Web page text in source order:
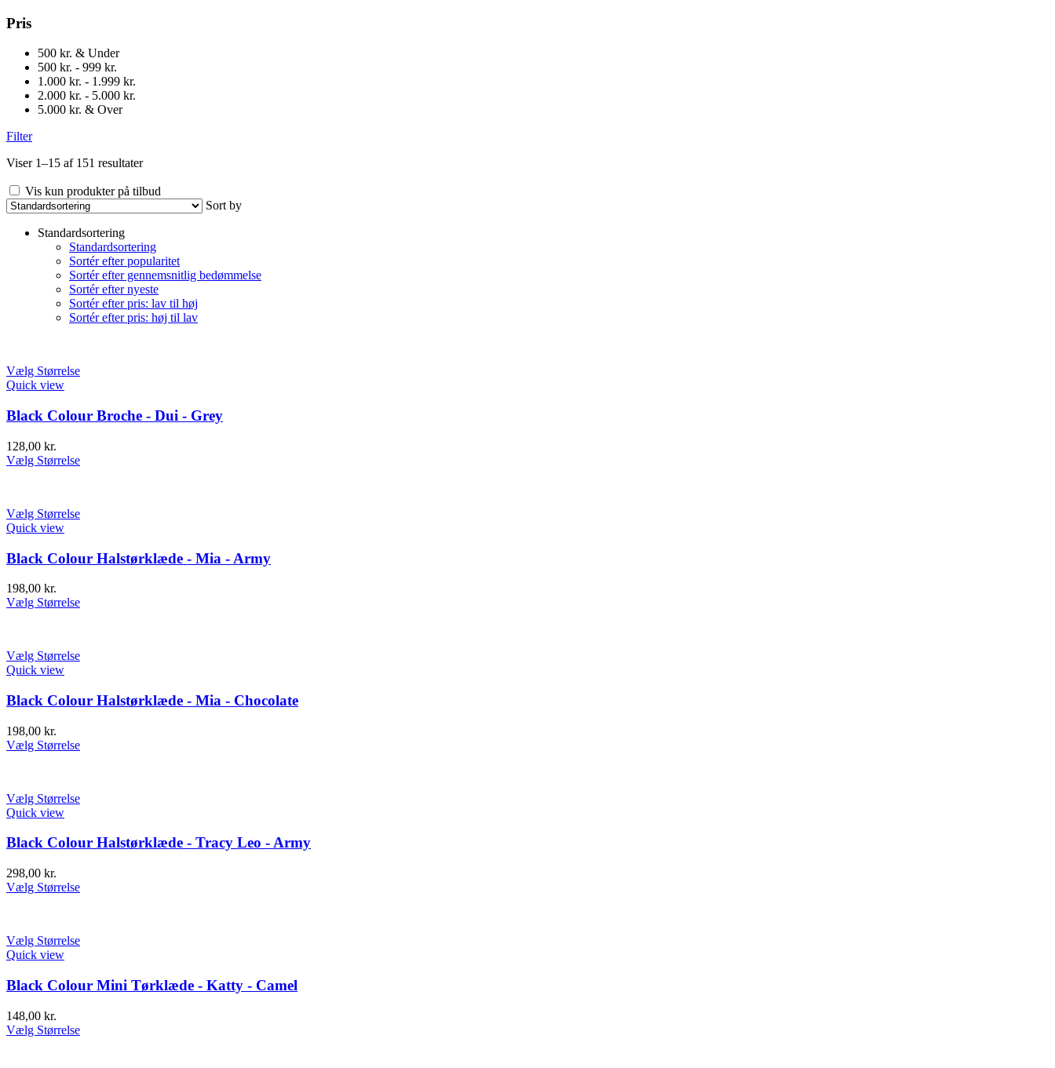
Pris
500 kr. & Under
500 kr. - 999 kr.
1.000 kr. - 1.999 kr.
2.000 kr. - 5.000 kr.
5.000 kr. & Over
Filter
Viser 1–15 af 151 resultater
Vis kun produkter på tilbud
Sort by
Standardsortering
Standardsortering
Sortér efter popularitet
Sortér efter gennemsnitlig bedømmelse
Sortér efter nyeste
Sortér efter pris: lav til høj
Sortér efter pris: høj til lav
Vælg Størrelse
Quick view
Black Colour Broche - Dui - Grey
128,00 kr.
Vælg Størrelse
Vælg Størrelse
Quick view
Black Colour Halstørklæde - Mia - Army
198,00 kr.
Vælg Størrelse
Vælg Størrelse
Quick view
Black Colour Halstørklæde - Mia - Chocolate
198,00 kr.
Vælg Størrelse
Vælg Størrelse
Quick view
Black Colour Halstørklæde - Tracy Leo - Army
298,00 kr.
Vælg Størrelse
Vælg Størrelse
Quick view
Black Colour Mini Tørklæde - Katty - Camel
148,00 kr.
Vælg Størrelse